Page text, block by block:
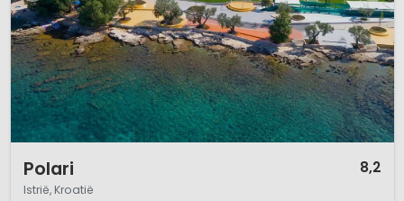
Polari 8,2
Istrië, Kroatië